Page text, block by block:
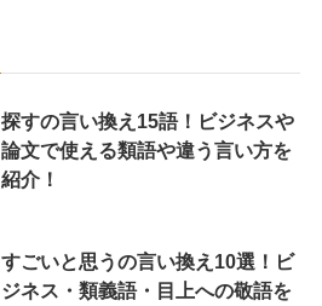
探すの言い換え15語！ビジネスや
論文で使える類語や違う言い方を
紹介！
すごいと思うの言い換え10選！ビ
ジネス・類義語・目上への敬語を